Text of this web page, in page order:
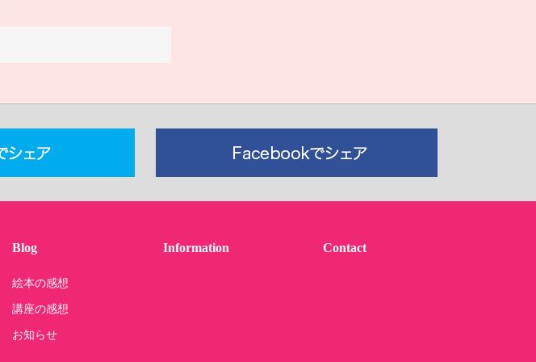
Blog
絵本の感想
講座の感想
お知らせ
Information Contact